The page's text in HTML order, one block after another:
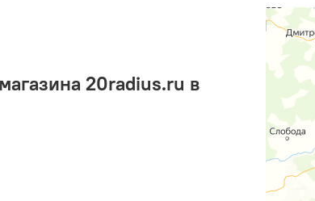
20radius.ru в